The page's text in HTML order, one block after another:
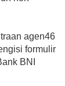
agen46
formulir
BNI